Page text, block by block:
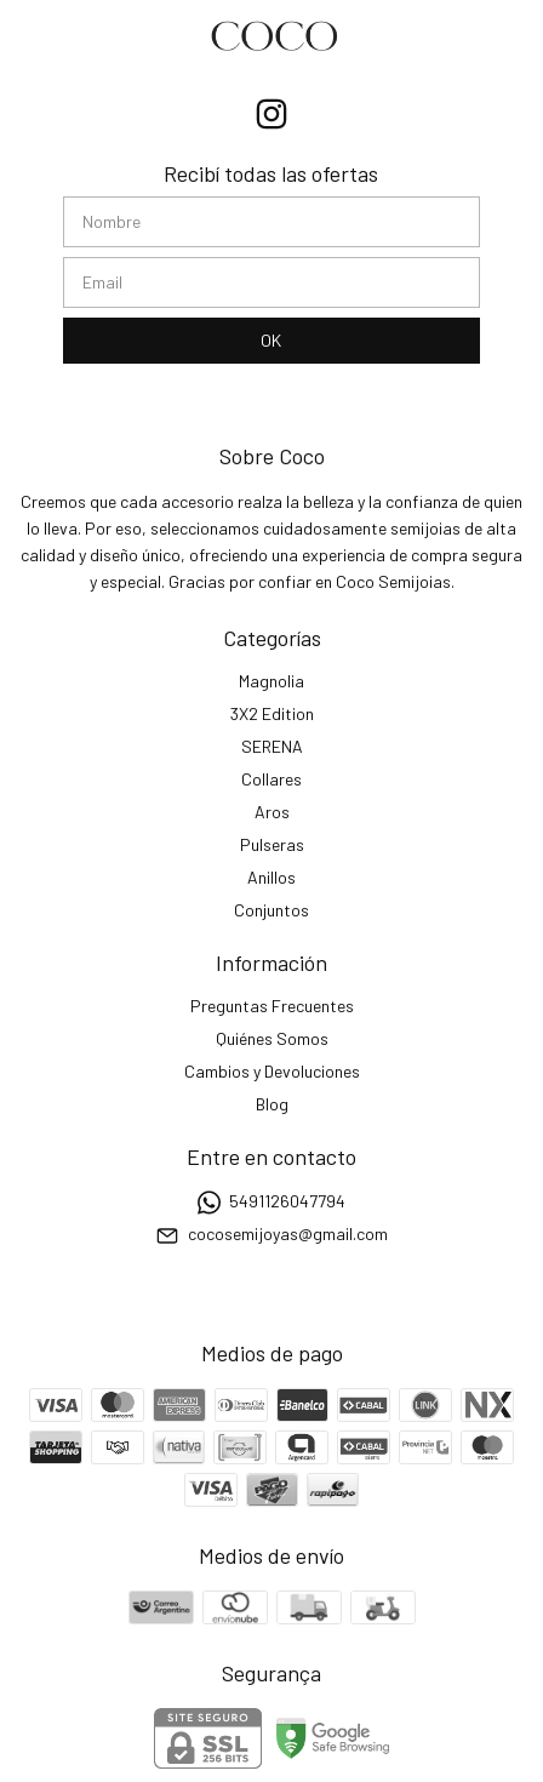
Recibí todas las ofertas
Sobre Coco
Creemos que cada accesorio realza la belleza y la confianza de quien
lo lleva. Por eso, seleccionamos cuidadosamente semijoias de alta
calidad y diseño único, ofreciendo una experiencia de compra segura
y especial. Gracias por confiar en Coco Semijoias.
Categorías
Magnolia
3X2 Edition
SERENA
Collares
Aros
Pulseras
Anillos
Conjuntos
Información
Preguntas Frecuentes
Quiénes Somos
Cambios y Devoluciones
Blog
Entre en contacto
5491126047794
cocosemijoyas@gmail.com
Medios de pago
Medios de envío
Segurança